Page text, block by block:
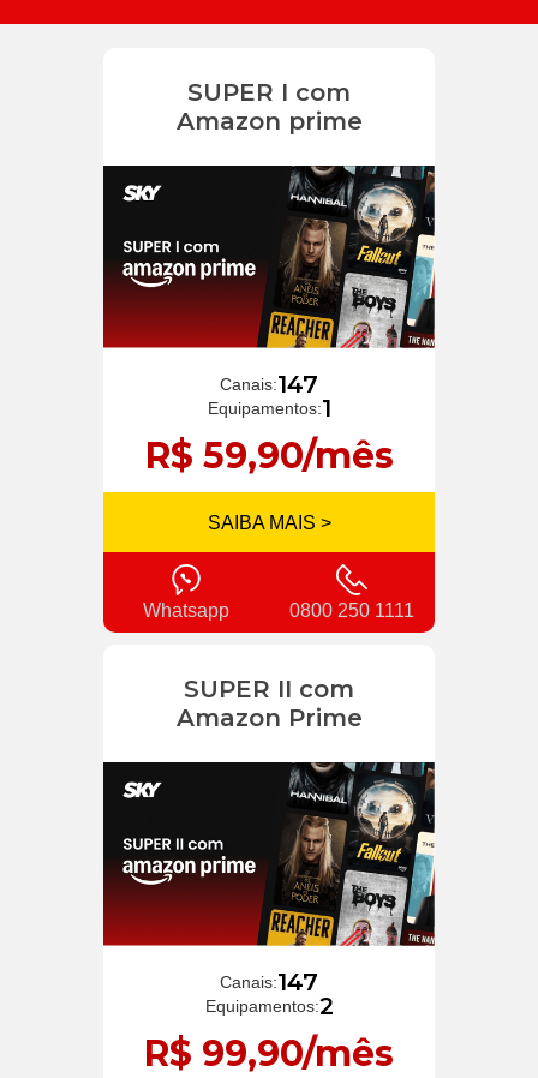
SUPER I com
Amazon prime
Canais:147
Equipamentos:1
R$ 59,90/mês
SAIBA MAIS >
Whatsapp 0800 250 1111
SUPER II com
Amazon Prime
Canais:147
Equipamentos:2
R$ 99,90/mês